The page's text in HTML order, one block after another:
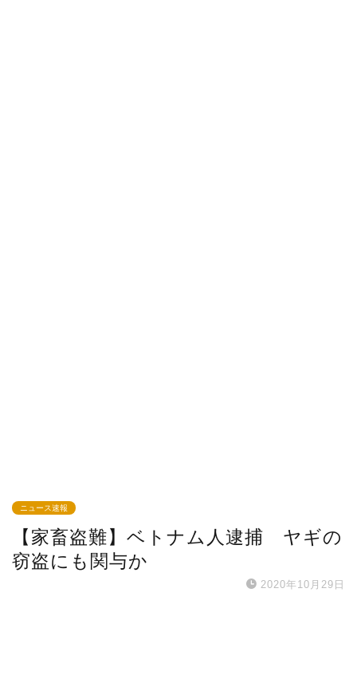
ニュース速報
【家畜盗難】ベトナム人逮捕 ヤギの
窃盗にも関与か
2020年10月29日